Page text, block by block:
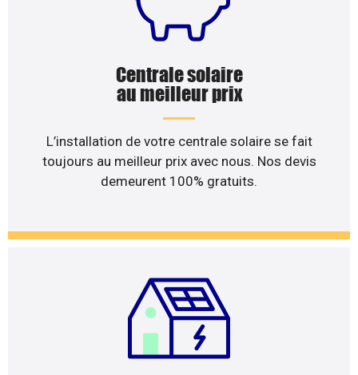
Centrale solaire
au meilleur prix
L’installation de votre centrale solaire se fait
toujours au meilleur prix avec nous. Nos devis
demeurent 100% gratuits.